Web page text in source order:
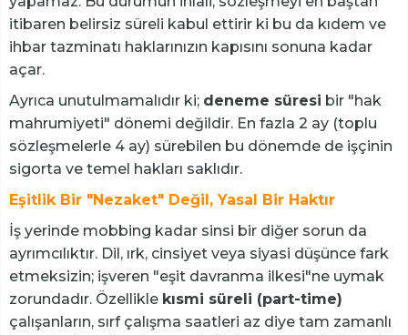
itibaren belirsiz süreli kabul ettirir ki bu da kıdem ve
ihbar tazminatı haklarınızın kapısını sonuna kadar
açar.
Ayrıca unutulmamalıdır ki; deneme süresi bir "hak
mahrumiyeti" dönemi değildir. En fazla 2 ay (toplu
sözleşmelerle 4 ay) sürebilen bu dönemde de işçinin
sigorta ve temel hakları saklıdır.
Eşitlik Bir "Nezaket" Değil, Yasal Bir Haktır
İş yerinde mobbing kadar sinsi bir diğer sorun da
ayrımcılıktır. Dil, ırk, cinsiyet veya siyasi düşünce fark
etmeksizin; işveren "eşit davranma ilkesi"ne uymak
zorundadır. Özellikle kısmi süreli (part-time)
çalışanların, sırf çalışma saatleri az diye tam zamanlı